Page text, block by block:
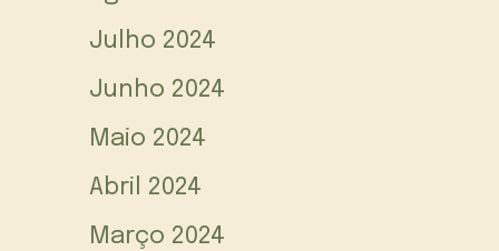
Julho 2024
Junho 2024
Maio 2024
Abril 2024
Março 2024